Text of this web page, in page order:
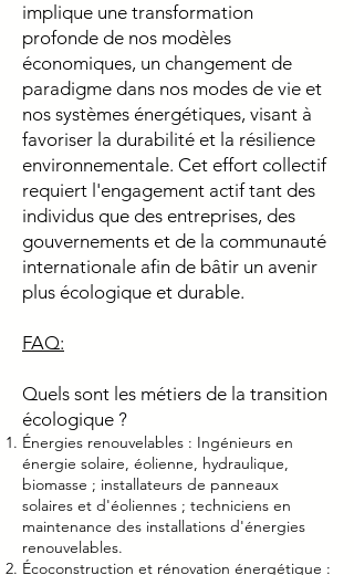
implique une transformation
profonde de nos modèles
économiques, un changement de
paradigme dans nos modes de vie et
nos systèmes énergétiques, visant à
favoriser la durabilité et la résilience
environnementale. Cet effort collectif
requiert l'engagement actif tant des
individus que des entreprises, des
gouvernements et de la communauté
internationale afin de bâtir un avenir
plus écologique et durable.
FAQ:
Quels sont les métiers de la transition
écologique ?
Énergies renouvelables : Ingénieurs en
énergie solaire, éolienne, hydraulique,
biomasse ; installateurs de panneaux
solaires et d'éoliennes ; techniciens en
maintenance des installations d'énergies
renouvelables.
Écoconstruction et rénovation énergétique :